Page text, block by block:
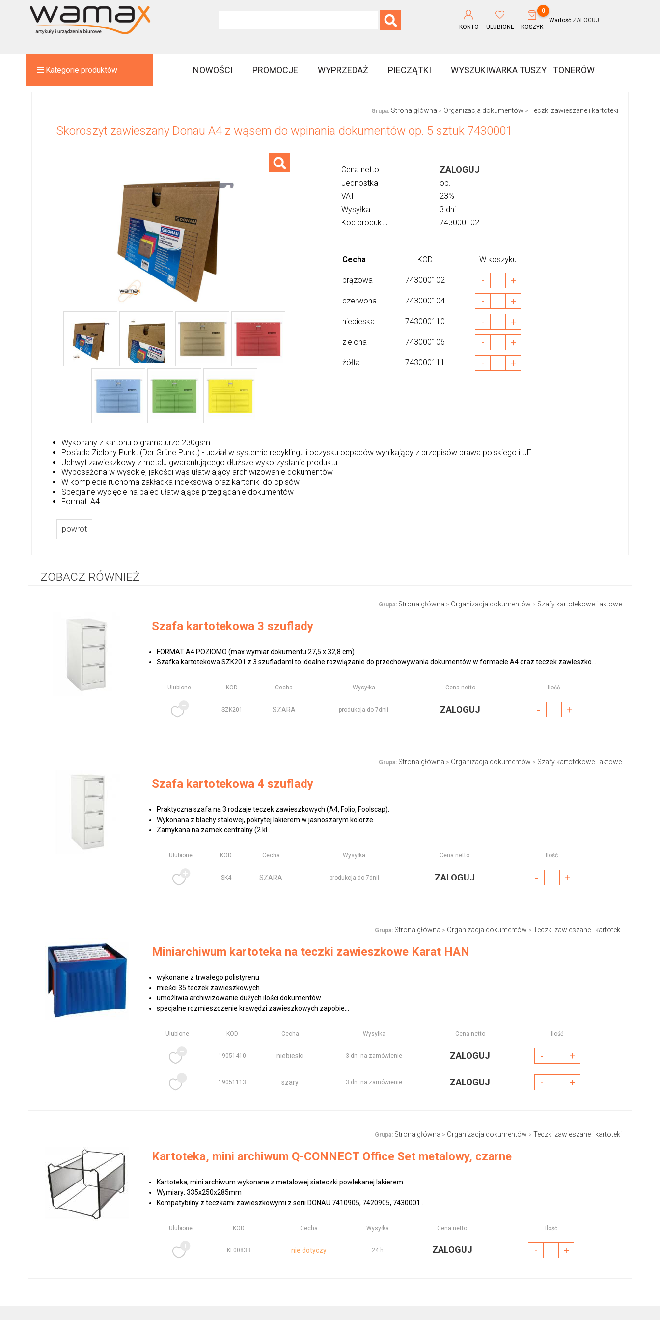
KONTO ULUBIONE
0
KOSZYK
Wartość:ZALOGUJ
Kategorie produktów NOWOŚCI PROMOCJE WYPRZEDAŻ PIECZĄTKI WYSZUKIWARKA TUSZY I TONERÓW
Grupa: Strona główna > Organizacja dokumentów > Teczki zawieszane i kartoteki
Skoroszyt zawieszany Donau A4 z wąsem do wpinania dokumentów op. 5 sztuk 7430001
Cena netto ZALOGUJ
Jednostka
op.
VAT
23%
Wysyłka
3 dni
Kod produktu
743000102
Cecha KOD W koszyku
brązowa 743000102 - +
czerwona 743000104 - +
niebieska 743000110 - +
zielona 743000106 - +
żółta 743000111 - +
Wykonany z kartonu o gramaturze 230gsm
Posiada Zielony Punkt (Der Grüne Punkt) - udział w systemie recyklingu i odzysku odpadów wynikający z przepisów prawa polskiego i UE
Uchwyt zawieszkowy z metalu gwarantującego dłuższe wykorzystanie produktu
Wyposażona w wysokiej jakości wąs ułatwiający archiwizowanie dokumentów
W komplecie ruchoma zakładka indeksowa oraz kartoniki do opisów
Specjalne wycięcie na palec ułatwiające przeglądanie dokumentów
Format: A4
powrót
ZOBACZ RÓWNIEŻ
Grupa: Strona główna > Organizacja dokumentów > Szafy kartotekowe i aktowe
Szafa kartotekowa 3 szuflady
FORMAT A4 POZIOMO (max.wymiar dokumentu 27,5 x 32,8 cm)
Szafka kartotekowa SZK201 z 3 szufladami to idealne rozwiązanie do przechowywania dokumentów w formacie A4 oraz teczek zawieszko...
Ulubione KOD Cecha Wysyłka Cena netto Ilość
SZK201 SZARA produkcja do 7dnii ZALOGUJ - +
Grupa: Strona główna > Organizacja dokumentów > Szafy kartotekowe i aktowe
Szafa kartotekowa 4 szuflady
Praktyczna szafa na 3 rodzaje teczek zawieszkowych (A4, Folio, Foolscap).
Wykonana z blachy stalowej, pokrytej lakierem w jasnoszarym kolorze.
Zamykana na zamek centralny (2 kl...
Ulubione KOD Cecha Wysyłka Cena netto Ilość
SK4 SZARA produkcja do 7dnii ZALOGUJ - +
Grupa: Strona główna > Organizacja dokumentów > Teczki zawieszane i kartoteki
Miniarchiwum kartoteka na teczki zawieszkowe Karat HAN
wykonane z trwałego polistyrenu
mieści 35 teczek zawieszkowych
umożliwia archiwizowanie dużych ilości dokumentów
specjalne rozmieszczenie krawędzi zawieszkowych zapobie...
Ulubione KOD Cecha Wysyłka Cena netto Ilość
19051410 niebieski 3 dni na zamówienie ZALOGUJ - +
19051113 szary 3 dni na zamówienie ZALOGUJ - +
Grupa: Strona główna > Organizacja dokumentów > Teczki zawieszane i kartoteki
Kartoteka, mini archiwum Q-CONNECT Office Set metalowy, czarne
Kartoteka, mini archiwum wykonane z metalowej siateczki powlekanej lakierem
Wymiary: 335x250x285mm
Kompatybilny z teczkami zawieszkowymi z serii DONAU 7410905, 7420905, 7430001...
Ulubione KOD Cecha Wysyłka Cena netto Ilość
KF00833 nie dotyczy 24 h ZALOGUJ - +